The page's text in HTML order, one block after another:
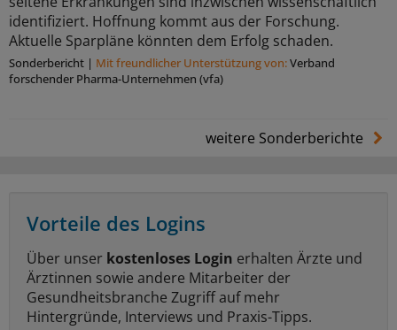
identifiziert. Hoffnung kommt aus der Forschung.
Aktuelle Sparpläne könnten dem Erfolg schaden.
Sonderbericht | Mit freundlicher Unterstützung von:Verband
forschender Pharma-Unternehmen (vfa)
weitere Sonderberichte
Vorteile des Logins
Über unser kostenloses Login erhalten Ärzte und
Ärztinnen sowie andere Mitarbeiter der
Gesundheitsbranche Zugriff auf mehr
Hintergründe, Interviews und Praxis-Tipps.